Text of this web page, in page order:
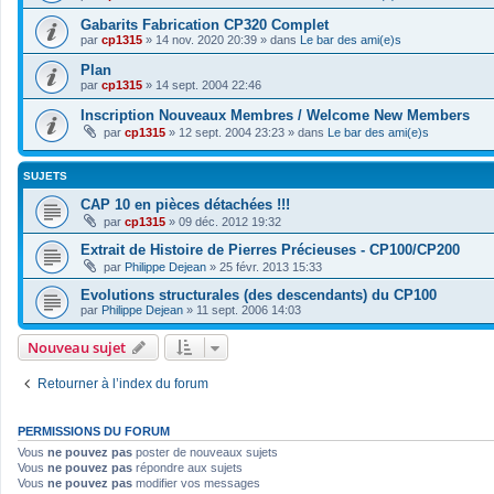
Gabarits Fabrication CP320 Complet
par cp1315 » 14 nov. 2020 20:39 » dans Le bar des ami(e)s
Plan
par cp1315 » 14 sept. 2004 22:46
Inscription Nouveaux Membres / Welcome New Members
par cp1315 » 12 sept. 2004 23:23 » dans Le bar des ami(e)s
SUJETS
CAP 10 en pièces détachées !!!
par cp1315 » 09 déc. 2012 19:32
Extrait de Histoire de Pierres Précieuses - CP100/CP200
par Philippe Dejean » 25 févr. 2013 15:33
Evolutions structurales (des descendants) du CP100
par Philippe Dejean » 11 sept. 2006 14:03
Nouveau sujet
Retourner à l’index du forum
PERMISSIONS DU FORUM
Vous ne pouvez pas poster de nouveaux sujets
Vous ne pouvez pas répondre aux sujets
Vous ne pouvez pas modifier vos messages